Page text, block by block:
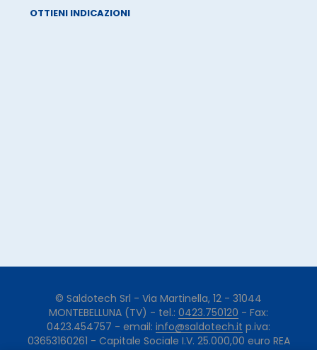
OTTIENI INDICAZIONI
© Saldotech Srl - Via Martinella, 12 - 31044
MONTEBELLUNA (TV) - tel.: 0423.750120 - Fax:
0423.454757 - email: info@saldotech.it p.iva:
03653160261 - Capitale Sociale I.V. 25.000,00 euro REA